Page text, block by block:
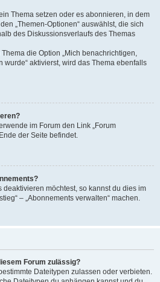
Thema setzen oder es abonnieren, in dem
„Themen-Optionen“ auswählst, die sich
des Diskussionsverlaufs des Themas
die Option „Mich benachrichtigen,
wurde“ aktivierst, wird das Thema ebenfalls
im Forum den Link „Forum
der Seite befindet.
möchtest, so kannst du dies im
– „Abonnements verwalten“ machen.
Forum zulässig?
Dateitypen zulassen oder verbieten.